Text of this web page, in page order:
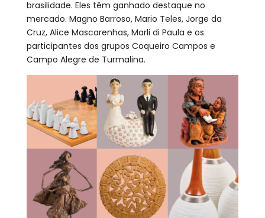
brasilidade. Eles têm ganhado destaque no
mercado. Magno Barroso, Mario Teles, Jorge da
Cruz, Alice Mascarenhas, Marli di Paula e os
participantes dos grupos Coqueiro Campos e
Campo Alegre de Turmalina.